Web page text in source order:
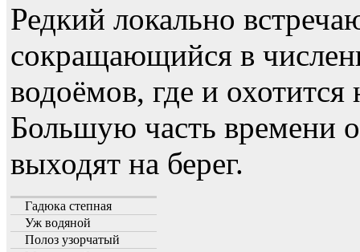
Редкий локально
сокращающийся в
водоёмов, где и
Большую часть времени
выходят на берег.
Гадюка степная
Уж водяной
Полоз узорчатый